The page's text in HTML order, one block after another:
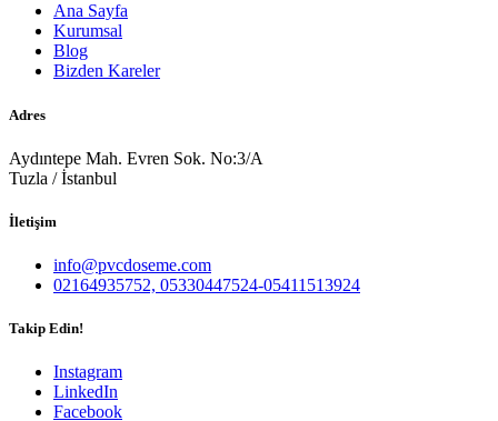
Ana Sayfa
Kurumsal
Blog
Bizden Kareler
Adres
Aydıntepe Mah. Evren Sok. No:3/A
Tuzla / İstanbul
İletişim
info@pvcdoseme.com
02164935752, 05330447524-05411513924
Takip Edin!
Instagram
LinkedIn
Facebook